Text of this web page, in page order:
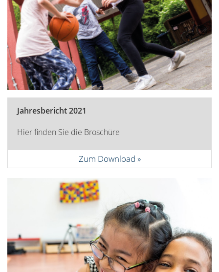
Jahresbericht 2021
Hier finden Sie die Broschüre
Zum Download